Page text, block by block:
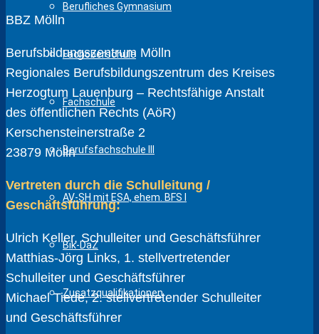
Berufliches Gymnasium
Fachoberschule
Fachschule
Berufsfachschule III
AV-SH mit ESA, ehem. BFS I
Bik-DaZ
Zusatzqualifikationen
BBZ Mölln
Berufsbildungszentrum Mölln
Regionales Berufsbildungszentrum des Kreises
Herzogtum Lauenburg – Rechtsfähige Anstalt
des öffentlichen Rechts (AöR)
Kerschensteinerstraße 2
23879 Mölln
Vertreten durch die Schulleitung /
Geschäftsführung:
Ulrich Keller, Schulleiter und Geschäftsführer
Matthias-Jörg Links, 1. stellvertretender
Schulleiter und Geschäftsführer
Michael Tiede, 2. stellvertretender Schulleiter
und Geschäftsführer